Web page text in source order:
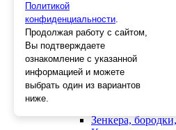
Слесарный инструмент
Болторезы
Длинногубцы
Круглогубцы
Тонкогубцы,
Бокорезы
Кувалды
Зенкера,
Политикой
конфиденциальности.
Продолжая работу с сайтом,
Вы подтверждаете
ознакомление с указанной
информацией и можете
выбрать один из вариантов
ниже.